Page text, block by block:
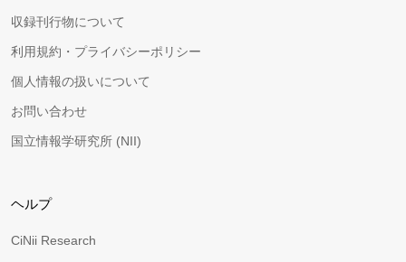
収録刊行物について
利用規約・プライバシーポリシー
個人情報の扱いについて
お問い合わせ
国立情報学研究所 (NII)
ヘルプ
CiNii Research